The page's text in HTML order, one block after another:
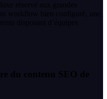
réservé aux grandes
workflow bien configuré, une
disposant d’équipes
du contenu SEO de